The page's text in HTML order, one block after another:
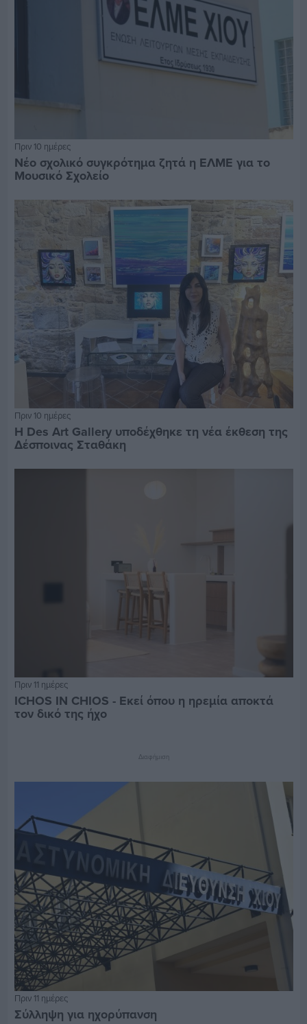
Πριν 10 ημέρες
Νέο σχολικό συγκρότημα ζητά η ΕΛΜΕ για το
Μουσικό Σχολείο
Πριν 10 ημέρες
Η Des Art Gallery υποδέχθηκε τη νέα έκθεση της
Δέσποινας Σταθάκη
Πριν 11 ημέρες
ICHOS IN CHIOS - Εκεί όπου η ηρεμία αποκτά
τον δικό της ήχο
Διαφήμιση
Πριν 11 ημέρες
Σύλληψη για ηχορύπανση